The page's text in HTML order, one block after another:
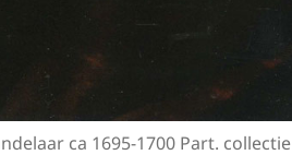
ca 1695-1700 Part. collectie